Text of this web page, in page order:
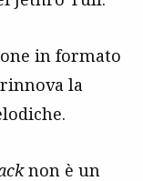
in formato
la
non è un